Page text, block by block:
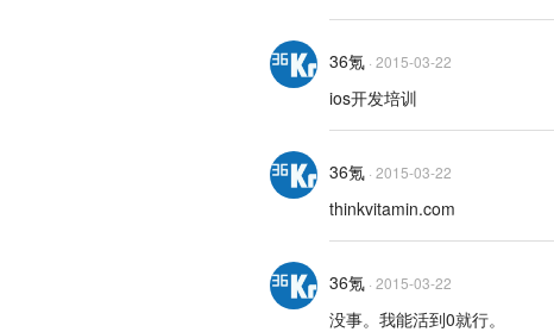
36氪 · 2015-03-22
ios开发培训
36氪 · 2015-03-22
thinkvitamin.com
36氪 · 2015-03-22
没事。我能活到0就行。